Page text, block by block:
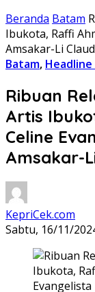
Beranda Batam
Ibukota, Raffi
Amsakar-Li
Batam, Headline
Ribuan
Artis
Celine
Amsakar-
KepriCek.com
Sabtu, 16/11/